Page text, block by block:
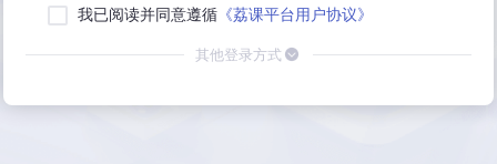
我已阅读并同意遵循 《荔课平台用户协议》
其他登录方式